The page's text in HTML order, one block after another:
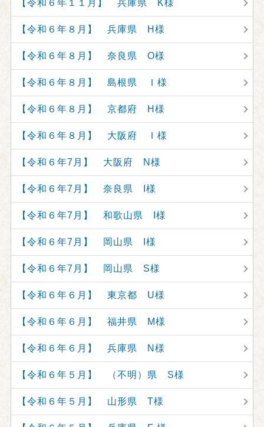
【令和６年１１月】 兵庫県 K様
【令和６年８月】 兵庫県 H様
【令和６年８月】 奈良県 O様
【令和６年８月】 島根県 Ｉ様
【令和６年８月】 京都府 H様
【令和６年８月】 大阪府 Ｉ様
【令和６年7月】 大阪府 N様
【令和６年7月】 奈良県 I様
【令和６年7月】 和歌山県 I様
【令和６年7月】 岡山県 I様
【令和６年7月】 岡山県 S様
【令和６年６月】 東京都 U様
【令和６年６月】 福井県 M様
【令和６年６月】 兵庫県 N様
【令和６年５月】 （不明）県 S様
【令和６年５月】 山形県 T様